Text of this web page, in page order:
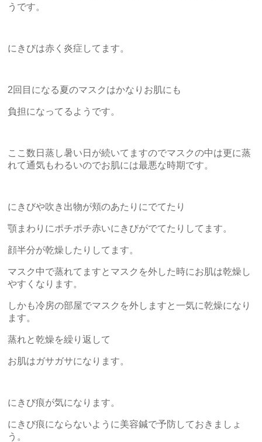
うです。
にきびは赤く炎症してます。
2回目になる夏のマスクはかなりお肌にも
負担になってるようです。
ここ数日蒸し暑い日が続いてますのでマスクの中は更に蒸
れて通気もわるいのでお肌には最悪な時期です。
にきびや吹き出物が頬のあたりにでてたり
顎まわりにポチポチ赤いにきびがでてたりしてます。
顔半分が乾燥したりしてます。
マスク中で蒸れてますとマスクを外した時にお肌は乾燥し
やすくなります。
しかも冷房の部屋でマスクを外しますと一気に乾燥になり
ます。
蒸れと乾燥を繰り返して
お肌はガサガサになります。
にきび痕が気になります。
にきび痕にならないように美容鍼で予防しておきましょ
う。